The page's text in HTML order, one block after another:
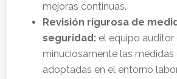
mejoras continuas.
Revisión rigurosa de
seguridad:el equipo auditor
minuciosamente las medidas
adoptadas en el entorno